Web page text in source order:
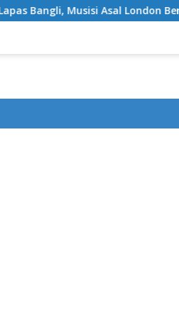
London Bernapas Legah